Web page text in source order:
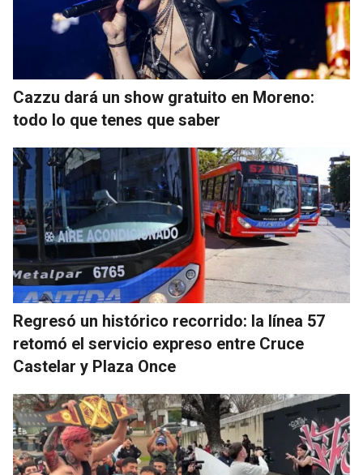
Cazzu dará un show gratuito en Moreno:
todo lo que tenes que saber
Regresó un histórico recorrido: la línea 57
retomó el servicio expreso entre Cruce
Castelar y Plaza Once